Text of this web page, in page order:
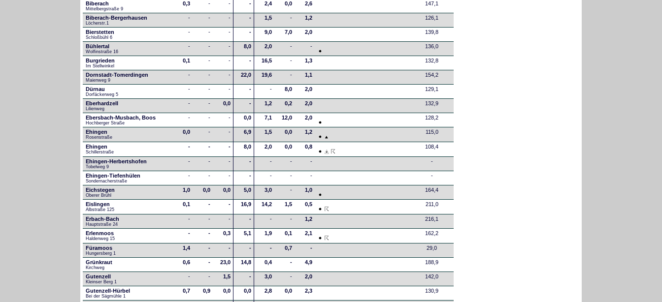
Biberach
Mittelbergstraße 9
0,3 - - - 2,4 0,0 2,6 147,1
Biberach-Bergerhausen
Löcherstr.1
- - - - 1,5 - 1,2 126,1
Bierstetten
Schloßbühl 6
- - - - 9,0 7,0 2,0 139,8
Bühlertal
Wolfinstraße 16
- - - 8,0 2,0 - - 136,0
Burgrieden
Im Stellwinkel
0,1 - - - 16,5 - 1,3 132,8
Dornstadt-Tomerdingen
Maienweg 9
- - - 22,0 19,6 - 1,1 154,2
Dürnau
Dorfäckerweg 5
- - - - - 8,0 2,0 129,1
Eberhardzell
Lilienweg
- - 0,0 - 1,2 0,2 2,0 132,9
Ebersbach-Musbach, Boos
Hochberger Straße
- - - 0,0 7,1 12,0 2,0 128,2
Ehingen
Rosenstraße
0,0 - - 6,9 1,5 0,0 1,2 115,0
Ehingen
Schillerstraße
- - - 8,0 2,0 0,0 0,8 108,4
Ehingen-Herbertshofen
Tobelweg 9
- - - - - - - -
Ehingen-Tiefenhülen
Sondernacherstraße
- - - - - - - -
Eichstegen
Oberer Brühl
1,0 0,0 0,0 5,0 3,0 - 1,0 164,4
Eislingen
Albstraße 125
0,1 - - 16,9 14,2 1,5 0,5 211,0
Erbach-Bach
Hauptstraße 24
- - - - - - 1,2 216,1
Erlenmoos
Haldenweg 15
- - 0,3 5,1 1,9 0,1 2,1 162,2
Füramoos
Hungersberg 1
1,4 - - - - 0,7 - 29,0
Grünkraut
Kirchweg
0,6 - 23,0 14,8 0,4 - 4,9 188,9
Gutenzell
Kleinser Berg 1
- - 1,5 - 3,0 - 2,0 142,0
Gutenzell-Hürbel
Bei der Sägmühle 1
0,7 0,9 0,0 0,0 2,8 0,0 2,3 130,9